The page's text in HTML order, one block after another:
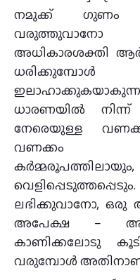
നമുക്ക് ഗുണം
അധികാരശക്തി
ധാരണയിൽ
നേരെയുള്ള
വണക്കം
ലഭിക്കുവാനോ,
അപേക്ഷ –
കാണിക്കലോടു
വരുമ്പോൾ